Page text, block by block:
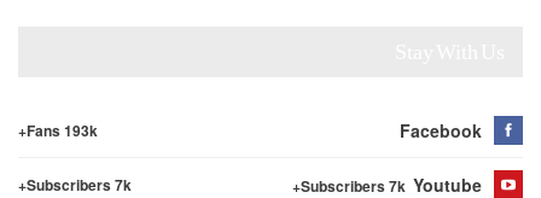
Facebook
Fans 193k+
Youtube
Subscribers 7k+
Subscribers 7k+